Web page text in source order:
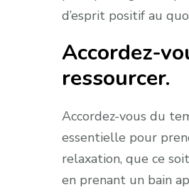
d’esprit positif au
Accordez-
ressourcer.
Accordez-vous du
essentielle pour
relaxation, que ce
en prenant un bain